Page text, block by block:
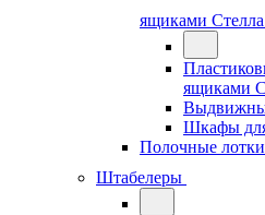
ящиками
ящиками
Шкафы
Полочные
Штабелеры